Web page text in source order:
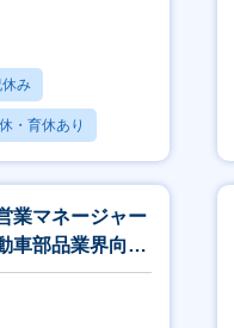
み
・育休あり
業マネージャー
車部品業界向